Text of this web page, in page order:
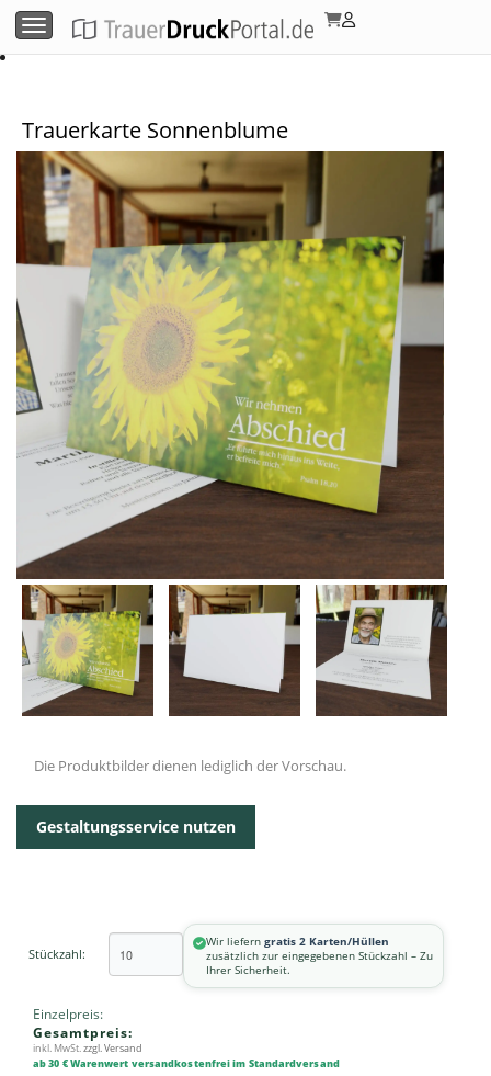
Menü umschalten
Trauerkarte Sonnenblume
Die Produktbilder dienen lediglich der Vorschau.
Gestaltungsservice nutzen
Stückzahl:
Wir liefern gratis 2 Karten/Hüllen
zusätzlich zur eingegebenen Stückzahl – Zu
Ihrer Sicherheit.
Einzelpreis:
Gesamtpreis:
inkl. MwSt. zzgl. Versand
ab 30 € Warenwert versandkostenfrei im Standardversand